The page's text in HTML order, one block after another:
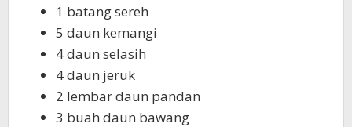
1 batang sereh
5 daun kemangi
4 daun selasih
4 daun jeruk
2 lembar daun pandan
3 buah daun bawang